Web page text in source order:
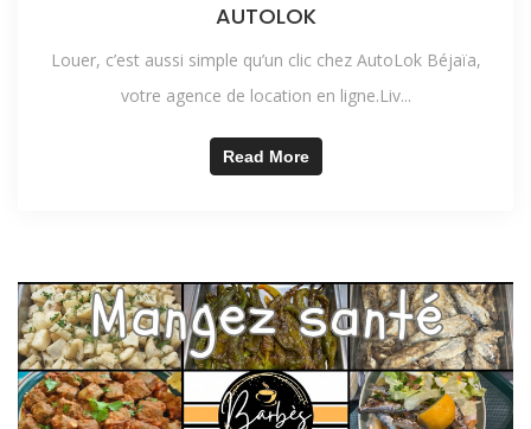
AUTOLOK
Louer, c’est aussi simple qu’un clic chez AutoLok Béjaïa,
votre agence de location en ligne.Liv...
Read More